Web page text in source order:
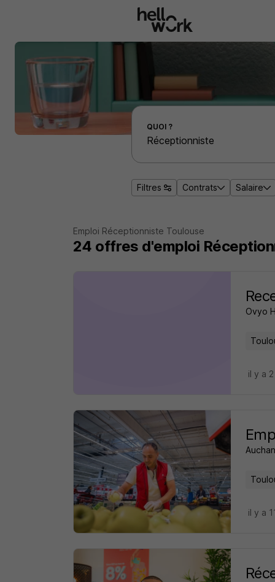
Effectuer une recherche d'emploi par localité
QUOI ?
Filtres Contrats Salaire
Emploi Réceptionniste Toulouse
24 offres d'emploi
Ovyo
il y a
il y a